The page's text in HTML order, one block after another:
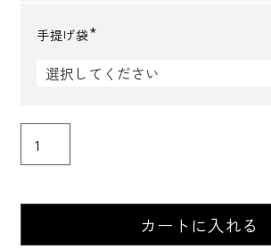
手提げ袋
必
カートに入れる